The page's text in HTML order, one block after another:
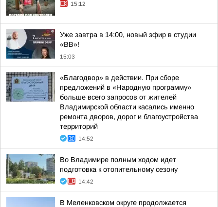
15:12
Уже завтра в 14:00, новый эфир в студии
«ВВ»!
15:03
«Благодвор» в действии. При сборе
предложений в «Народную программу»
больше всего запросов от жителей
Владимирской области касались именно
ремонта дворов, дорог и благоустройства
территорий
14:52
Во Владимире полным ходом идет
подготовка к отопительному сезону
14:42
В Меленковском округе продолжается